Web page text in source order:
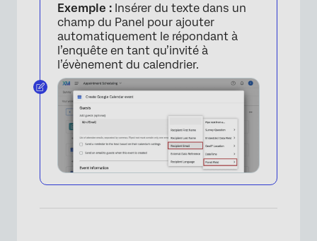
Exemple : Insérer du texte dans un
champ du Panel pour ajouter
automatiquement le répondant à
l’enquête en tant qu’invité à
l’évènement du calendrier.